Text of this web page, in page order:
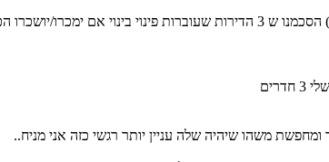
אמא שלי וכלל האחים (יש עוד אח אחד ) הסכמנו ש 3 הדירות
ומחפשת משהו שיהיה שלה עניין יותר רגשי כזה אני מניח..